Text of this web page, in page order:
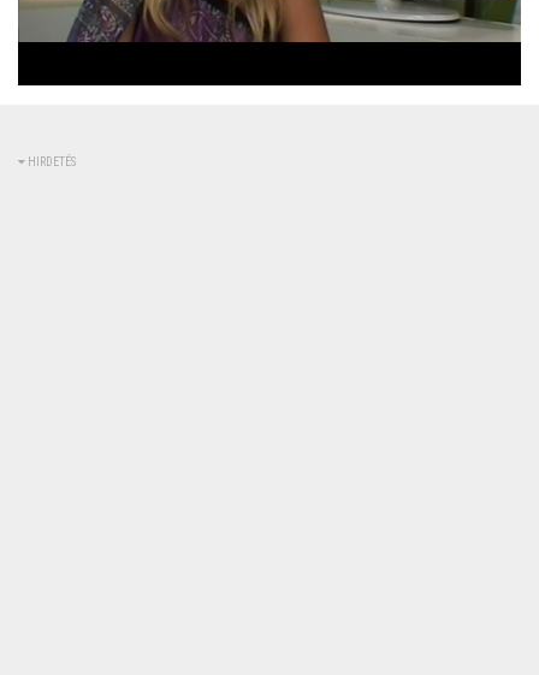
kikapcsolva
0%
0%
HIRDETÉS